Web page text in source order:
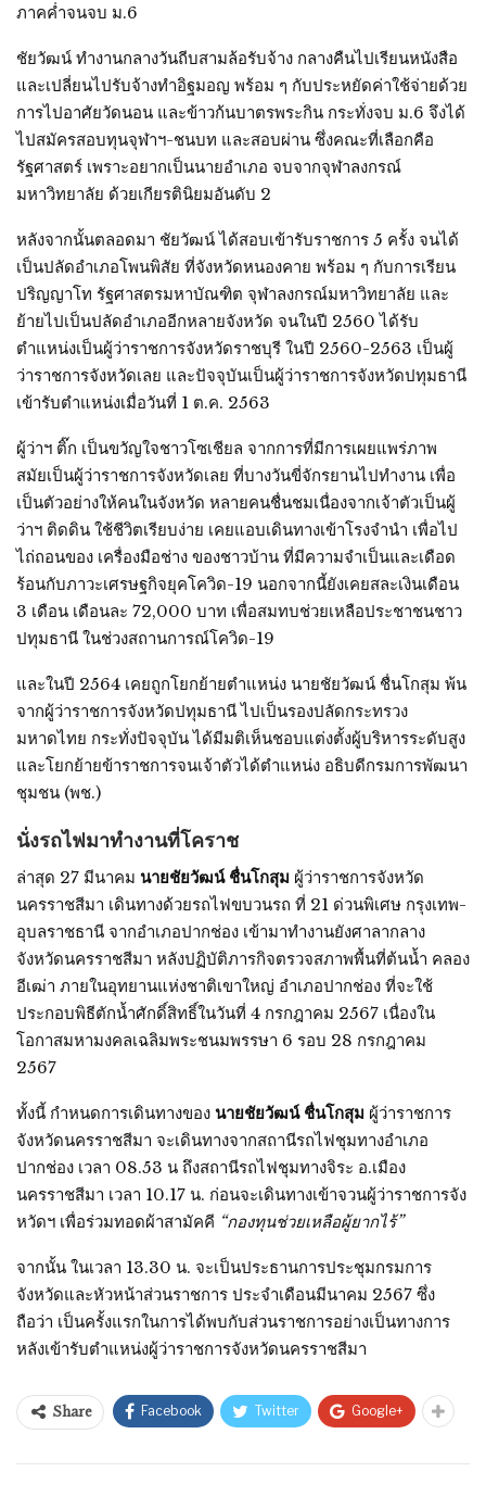
ภาคค่ำจนจบ ม.6
ชัยวัฒน์ ทำงานกลางวันถีบสามล้อรับจ้าง กลางคืนไปเรียนหนังสือ
และเปลี่ยนไปรับจ้างทำอิฐมอญ พร้อม ๆ กับประหยัดค่าใช้จ่ายด้วย
การไปอาศัยวัดนอน และข้าวก้นบาตรพระกิน กระทั่งจบ ม.6 จึงได้
ไปสมัครสอบทุนจุฬาฯ-ชนบท และสอบผ่าน ซึ่งคณะที่เลือกคือ
รัฐศาสตร์ เพราะอยากเป็นนายอำเภอ จบจากจุฬาลงกรณ์
มหาวิทยาลัย ด้วยเกียรตินิยมอันดับ 2
หลังจากนั้นตลอดมา ชัยวัฒน์ ได้สอบเข้ารับราชการ 5 ครั้ง จนได้
เป็นปลัดอำเภอโพนพิสัย ที่จังหวัดหนองคาย พร้อม ๆ กับการเรียน
ปริญญาโท รัฐศาสตรมหาบัณฑิต จุฬาลงกรณ์มหาวิทยาลัย และ
ย้ายไปเป็นปลัดอำเภออีกหลายจังหวัด จนในปี 2560 ได้รับ
ตำแหน่งเป็นผู้ว่าราชการจังหวัดราชบุรี ในปี 2560-2563 เป็นผู้
ว่าราชการจังหวัดเลย และปัจจุบันเป็นผู้ว่าราชการจังหวัดปทุมธานี
เข้ารับตำแหน่งเมื่อวันที่ 1 ต.ค. 2563
ผู้ว่าฯ ติ๊ก เป็นขวัญใจชาวโซเชียล จากการที่มีการเผยแพร่ภาพ
สมัยเป็นผู้ว่าราชการจังหวัดเลย ที่บางวันขี่จักรยานไปทำงาน เพื่อ
เป็นตัวอย่างให้คนในจังหวัด หลายคนชื่นชมเนื่องจากเจ้าตัวเป็นผู้
ว่าฯ ติดดิน ใช้ชีวิตเรียบง่าย เคยแอบเดินทางเข้าโรงจำนำ เพื่อไป
ไถ่ถอนของ เครื่องมือช่าง ของชาวบ้าน ที่มีความจำเป็นและเดือด
ร้อนกับภาวะเศรษฐกิจยุคโควิด-19 นอกจากนี้ยังเคยสละเงินเดือน
3 เดือน เดือนละ 72,000 บาท เพื่อสมทบช่วยเหลือประชาชนชาว
ปทุมธานี ในช่วงสถานการณ์โควิด-19
และในปี 2564 เคยถูกโยกย้ายตำแหน่ง นายชัยวัฒน์ ชื่นโกสุม พ้น
จากผู้ว่าราชการจังหวัดปทุมธานี ไปเป็นรองปลัดกระทรวง
มหาดไทย กระทั่งปัจจุบัน ได้มีมติเห็นชอบแต่งตั้งผู้บริหารระดับสูง
และโยกย้ายข้าราชการจนเจ้าตัวได้ตำแหน่ง อธิบดีกรมการพัฒนา
ชุมชน (พช.)
นั่งรถไฟมาทำงานที่โคราช
ล่าสุด 27 มีนาคม นายชัยวัฒน์ ชื่นโกสุม ผู้ว่าราชการจังหวัด
นครราชสีมา เดินทางด้วยรถไฟขบวนรถ ที่ 21 ด่วนพิเศษ กรุงเทพ-
อุบลราชธานี จากอำเภอปากช่อง เข้ามาทำงานยังศาลากลาง
จังหวัดนครราชสีมา หลังปฏิบัติภารกิจตรวจสภาพพื้นที่ต้นน้ำ คลอง
อีเฒ่า ภายในอุทยานแห่งชาติเขาใหญ่ อำเภอปากช่อง ที่จะใช้
ประกอบพิธีตักน้ำศักดิ์สิทธิ์ในวันที่ 4 กรกฎาคม 2567 เนื่องใน
โอกาสมหามงคลเฉลิมพระชนมพรรษา 6 รอบ 28 กรกฎาคม
2567
ทั้งนี้ กำหนดการเดินทางของ นายชัยวัฒน์ ชื่นโกสุม ผู้ว่าราชการ
จังหวัดนครราชสีมา จะเดินทางจากสถานีรถไฟชุมทางอำเภอ
ปากช่อง เวลา 08.53 น ถึงสถานีรถไฟชุมทางจิระ อ.เมือง
นครราชสีมา เวลา 10.17 น. ก่อนจะเดินทางเข้าจวนผู้ว่าราชการจัง
หวัดฯ เพื่อร่วมทอดผ้าสามัคคี “กองทุนช่วยเหลือผู้ยากไร้”
จากนั้น ในเวลา 13.30 น. จะเป็นประธานการประชุมกรมการ
จังหวัดและหัวหน้าส่วนราชการ ประจำเดือนมีนาคม 2567 ซึ่ง
ถือว่า เป็นครั้งแรกในการได้พบกับส่วนราชการอย่างเป็นทางการ
หลังเข้ารับตำแหน่งผู้ว่าราชการจังหวัดนครราชสีมา
Share Facebook Twitter Google+